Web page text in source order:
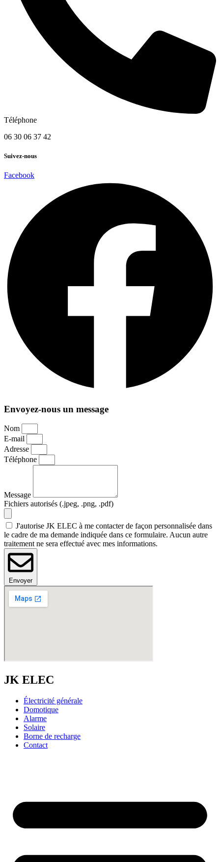
Téléphone
06 30 06 37 42
Suivez-nous
Facebook
Envoyez-nous un message
Nom
E-mail
Adresse
Téléphone
Message
Fichiers autorisés (.jpeg, .png, .pdf)
J'autorise JK ELEC à me contacter de façon personnalisée dans
le cadre de ma demande indiquée dans ce formulaire. Aucun autre
traitement ne sera effectué avec mes informations.
Envoyer
JK ELEC
Électricité générale
Domotique
Alarme
Solaire
Borne de recharge
Contact